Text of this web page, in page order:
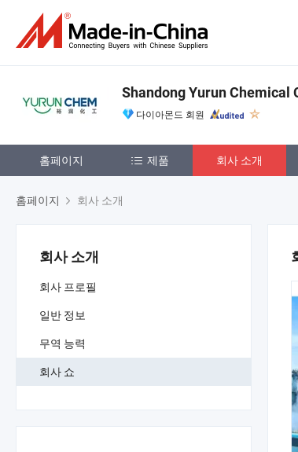
Shandong Yurun Chemical
다이아몬드 회원
홈페이지 제품 회사 소개
홈페이지 회사 소개
회사 소개
회사 프로필
일반 정보
무역 능력
회사 쇼